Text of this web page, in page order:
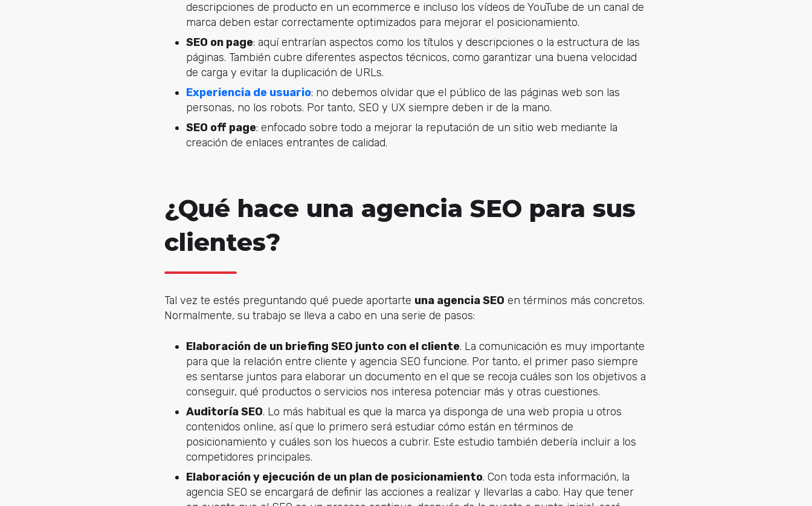
descripciones de producto en un ecommerce e incluso los vídeos de YouTube de un canal de
marca deben estar correctamente optimizados para mejorar el posicionamiento.
SEO on page: aquí entrarían aspectos como los títulos y descripciones o la estructura de las
páginas. También cubre diferentes aspectos técnicos, como garantizar una buena velocidad
de carga y evitar la duplicación de URLs.
Experiencia de usuario: no debemos olvidar que el público de las páginas web son las
personas, no los robots. Por tanto, SEO y UX siempre deben ir de la mano.
SEO off page: enfocado sobre todo a mejorar la reputación de un sitio web mediante la
creación de enlaces entrantes de calidad.
¿Qué hace una agencia SEO para sus
clientes?
Tal vez te estés preguntando qué puede aportarte una agencia SEO en términos más concretos.
Normalmente, su trabajo se lleva a cabo en una serie de pasos:
Elaboración de un briefing SEO junto con el cliente. La comunicación es muy importante
para que la relación entre cliente y agencia SEO funcione. Por tanto, el primer paso siempre
es sentarse juntos para elaborar un documento en el que se recoja cuáles son los objetivos a
conseguir, qué productos o servicios nos interesa potenciar más y otras cuestiones.
Auditoría SEO. Lo más habitual es que la marca ya disponga de una web propia u otros
contenidos online, así que lo primero será estudiar cómo están en términos de
posicionamiento y cuáles son los huecos a cubrir. Este estudio también debería incluir a los
competidores principales.
Elaboración y ejecución de un plan de posicionamiento. Con toda esta información, la
agencia SEO se encargará de definir las acciones a realizar y llevarlas a cabo. Hay que tener